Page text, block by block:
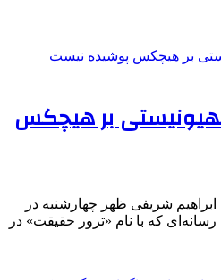
بر هیچکس
شریفی ظهر چهارشنبه در
که با نام «ترور حقیقت» در